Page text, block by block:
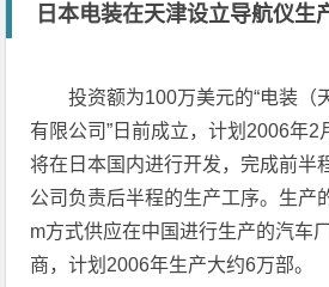
日本电装在天津设立导航仪生
投资额为100万美元的“电装（
有限公司”日前成立，计划2006年2
将在日本国内进行开发，完成前半
公司负责后半程的生产工序。生产
m方式供应在中国进行生产的汽车
商，计划2006年生产大约6万部。